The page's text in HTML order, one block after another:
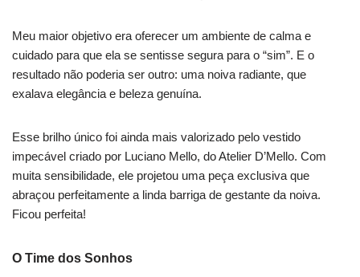
Meu maior objetivo era oferecer um ambiente de calma e
cuidado para que ela se sentisse segura para o “sim”. E o
resultado não poderia ser outro: uma noiva radiante, que
exalava elegância e beleza genuína.
Esse brilho único foi ainda mais valorizado pelo vestido
impecável criado por Luciano Mello, do Atelier D’Mello. Com
muita sensibilidade, ele projetou uma peça exclusiva que
abraçou perfeitamente a linda barriga de gestante da noiva.
Ficou perfeita!
O Time dos Sonhos